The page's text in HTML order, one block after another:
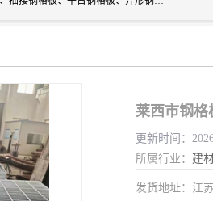
莱西市钢格
更新时间：
所属行业： 建
发货地址：江